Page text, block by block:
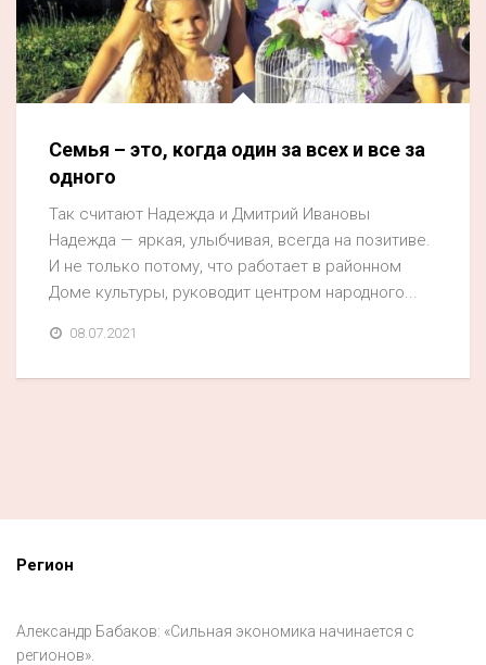
Люди родного края
Акция
Конкурс
Люди родного края
Национальные проекты
Память
Семья – это, когда один за всех и все за
одного
Так считают Надежда и Дмитрий Ивановы
Надежда — яркая, улыбчивая, всегда на позитиве.
И не только потому, что работает в районном
Доме культуры, руководит центром народного...
08.07.2021
Регион
Александр Бабаков: «Сильная экономика начинается с
регионов».